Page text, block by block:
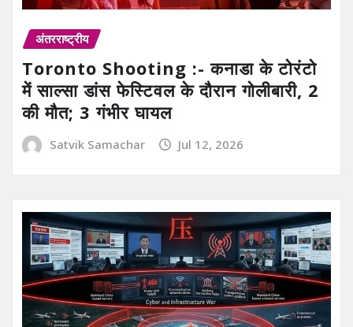
अंतरराष्ट्रीय
Toronto Shooting :- कनाडा के टोरंटो
में साल्सा डांस फेस्टिवल के दौरान गोलीबारी, 2
की मौत; 3 गंभीर घायल
Satvik Samachar Jul 12, 2026